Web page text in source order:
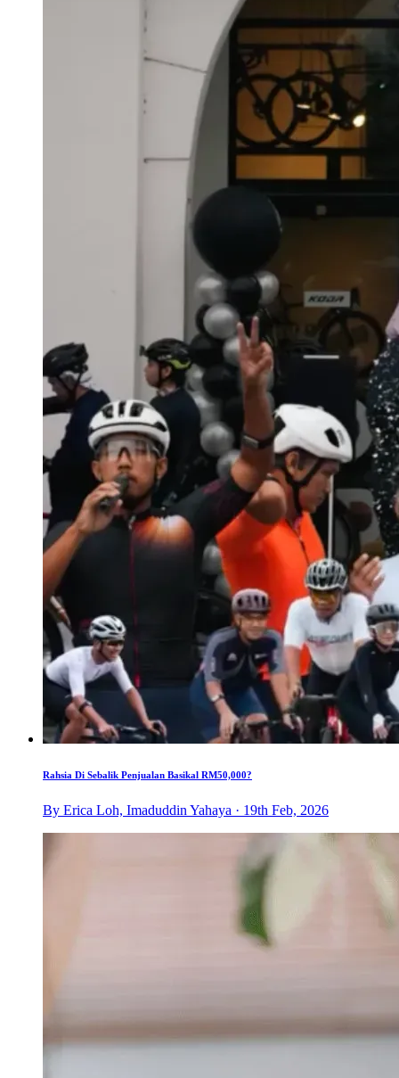
Rahsia Di Sebalik Penjualan Basikal RM50,000?
By Erica Loh, Imaduddin Yahaya · 19th Feb, 2026